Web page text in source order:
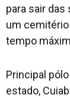
para sair das
um
tempo
Principal
estado,